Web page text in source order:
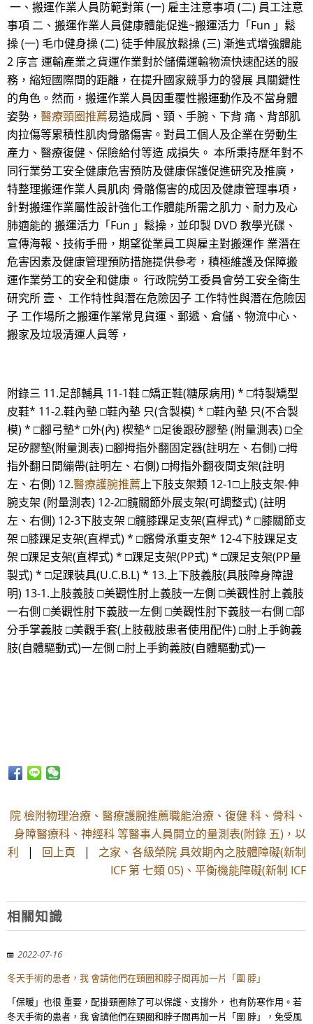
一、搬運作業人員防範對策 (一) 雇主注意事項 (二) 員工注意
事項 二、搬運作業人員健康體能促進~搬運活力「Fun 」鬆
操 (一) 毛巾健身操 (二) 徒手伸展放鬆操 (三) 漸進式增強體能
2 序言 運輸產業之貨運作業對於儲備運輸物流快速配送的服
務，縮短國際間的距離，在提升國家競爭力的發展 具關鍵性
的角色。然而，搬運作業人員因重覆性搬運動作及不當身體
姿勢， 醫療頸圈推薦易造成肩、頸、手腕、下背 痛、背部肌
肉拉傷等累積性肌肉骨骼傷害。對員工個人及企業在勞動生
產力、醫療復健、保險給付等造 成損失。 本所秉持歷年對不
同行業勞工安全健康危害預防及健康保護促進研究及推廣，
特整理搬運作業人員肌肉 骨骼傷害的成因及健康管理事項，
針對搬運作業屬性設計強化工作體能所需之肌力、耐力及心
肺適能的 搬運活力「Fun 」鬆操，並印製 DVD 教學光碟、
宣傳海報、技術手冊，期望從業員工與雇主對搬運作 業潛在
危害因素及健康管理預防措施提供參考，積極維護及保障搬
運作業勞工的安全和健康。 行政院勞工委員會勞工安全衛生
研究所 壹、 工作特性與潛在危險因子 工作特性與潛在危險因
子 工作場所之搬運作業常見貨運、郵遞、倉儲、物流中心、
搬家及垃圾清運人員等，
附錄三 11.足部輔具 11-1鞋 □矯正鞋(糖尿病用) * □特製矯型
皮鞋* 11-2.鞋內墊 □鞋內墊 只(含製模) * □鞋內墊 只(不合製
模) * □腳弓墊* □外(內) 楔墊* □足後跟矽膠墊 (附量測表) □全
足矽膠墊(附量測表) □腳拇指外翻固定器(註明左、右側) □拇
指外翻日間繃帶(註明左、右側) □拇指外翻夜間支架(註明
左、右側) 12.醫療護腕推薦上下肢支架類 12-1□上肢支架-伸
腕支架 (附量測表) 12-2□髖關節外展支架(可調整式) (註明
左、右側) 12-3下肢支架 □髖膝踝足支架(直桿式) * □膝關節支
架 □膝踝足支架(直桿式) * □髕骨承重支架* 12-4下肢踝足支
架 □踝足支架(直桿式) * □踝足支架(PP式) * □踝足支架(PP量
製式) * □足踝裝具(U.C.B.L) * 13.上下肢義肢(具肢障身障證
明) 13-1.上肢義肢 □美觀性肘上義肢一左側 □美觀性肘上義肢
一右側 □美觀性肘下義肢一左側 □美觀性肘下義肢一右側 □部
分手掌義肢 □美觀手套(上肢截肢患者使用配件) □肘上手鉤義
肢(自體驅動式)一左側 □肘上手鉤義肢(自體驅動式)一
院 檢附物理治療、醫療護腕推薦職能治療、復健 科、骨科、
身障醫療科、神經科 等醫事人員開立的量測表(附錄 五)，以
利 | 回上頁 | 之家、各級榮院 具效期內之肢體障礙(新制
ICF 第 七類 05)、平衡機能障礙(新制 ICF
相關知識
2022-07-16
冬天手術的患者，我 會請他們在頸圈和脖子間再加一片「圍 脖」
「保暖」也很 重要，配掛頸圈除了可以保護、支撐外， 也有防寒作用。若
冬天手術的患者，我 會請他們在頸圈和脖子間再加一片「圍 脖」，免受風